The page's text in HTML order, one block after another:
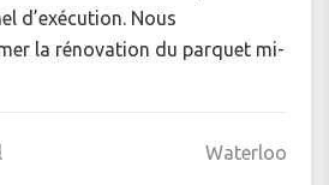
d’exécution. Nous
la rénovation du parquet mi-
Waterloo